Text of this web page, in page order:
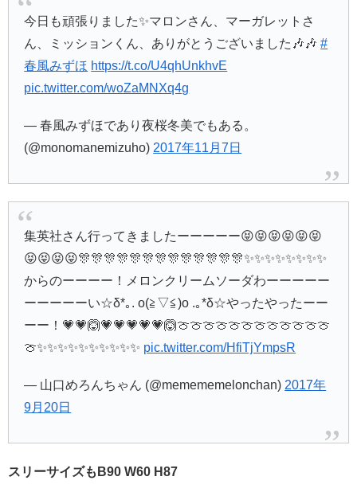
今日も頑張りました✨マロンさん、マーガレットさ
ん、ミッションくん、ありがとうございました🎶🎶#
春風みずほ https://t.co/U4qhUnkhvE
pic.twitter.com/woZaMNXq4g
— 春風みずほであり夜桜冬美でもある。
(@monomanemizuho) 2017年11月7日
集英社さん行ってきましたーーーーー😝😝😝😝😝😝
😝😝😝😝🎊🎊🎊🎊🎊🎊🎊🎊🎊🎊🎊🎊🎊✨✨✨✨✨✨✨✨
からのーーーー！メロンクリームソーダわーーーーー
ーーーーーい☆δ*｡. o(≧▽≦)o .｡*δ☆やったやったーー
ーー！💗💗🙆💗💗💗💗💗🙆🍈🍈🍈🍈🍈🍈🍈🍈🍈🍈🍈🍈
🍈✨✨✨✨✨✨✨✨✨✨ pic.twitter.com/HfiTjYmpsR
— 山口めろんちゃん (@memememelonchan) 2017年
9月20日
スリーサイズもB90 W60 H87